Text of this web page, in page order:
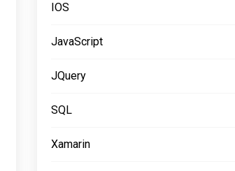
IOS
JavaScript
JQuery
SQL
Xamarin